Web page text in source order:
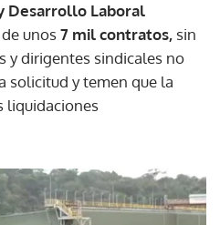
Desarrollo Laboral
unos7 mil contratos, sin
y dirigentes sindicales no
solicitud y temen que la
liquidaciones